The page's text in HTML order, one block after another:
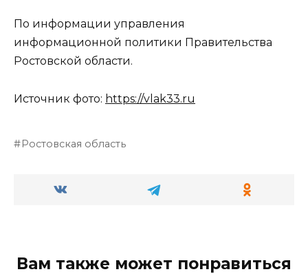
По информации управления
информационной политики Правительства
Ростовской области.
Источник фото: https://vlak33.ru
Ростовская область
Вам также может понравиться